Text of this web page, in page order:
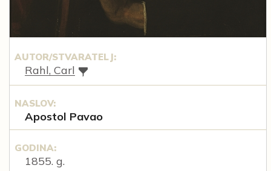
AUTOR/STVARATELJ:
Rahl, Carl
NASLOV:
Apostol Pavao
GODINA:
1855. g.